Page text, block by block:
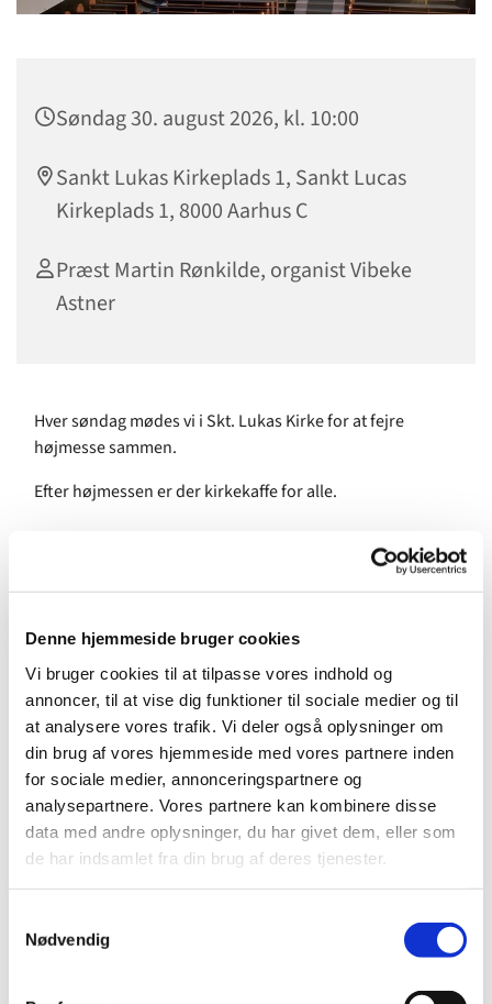
Denne hjemmeside bruger cookies
Vi bruger cookies til at tilpasse vores indhold og
annoncer, til at vise dig funktioner til sociale medier og til
at analysere vores trafik. Vi deler også oplysninger om
din brug af vores hjemmeside med vores partnere inden
for sociale medier, annonceringspartnere og
analysepartnere. Vores partnere kan kombinere disse
data med andre oplysninger, du har givet dem, eller som
de har indsamlet fra din brug af deres tjenester.
Nødvendig
Søndag 30. august 2026, kl. 10:00
Sankt Lukas Kirkeplads 1, Sankt Lucas
Kirkeplads 1, 8000 Aarhus C
Præst Martin Rønkilde, organist Vibeke
Astner
Hver søndag mødes vi i Skt. Lukas Kirke for at fejre
højmesse sammen.
Efter højmessen er der kirkekaffe for alle.